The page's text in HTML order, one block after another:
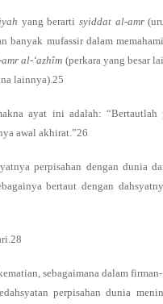
yang berartisyiddat al-amr
banyak mufassir dalam
al-‘azhîm (perkara yang besar
lainnya).25
ayat ini adalah: “Bertautlah
awal akhirat.”26
perpisahan dengan dunia
bertaut dengan
sebagaimana dalam
perpisahan dunia